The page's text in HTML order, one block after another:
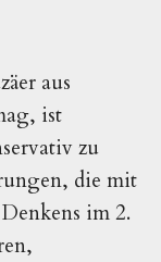
aus
ist
zu
die mit
im 2.